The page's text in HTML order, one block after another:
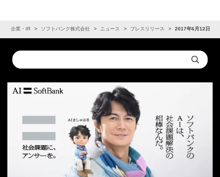
企業・IR ソフトバンク株式会社 ニュース プレスリリース 2017年6月12日
Conduct
a
Submit